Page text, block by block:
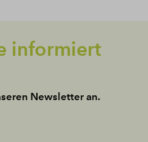
informiert
Newsletter an.